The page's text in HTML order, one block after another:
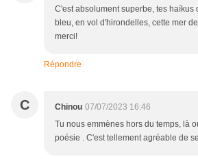
C'est absolument superbe, tes haïkus
bleu, en vol d'hirondelles, cette mer
merci!
Répondre
C Chinou 07/07/2023 16:46
Tu nous emmènes hors du temps, là
poésie . C'est tellement agréable de